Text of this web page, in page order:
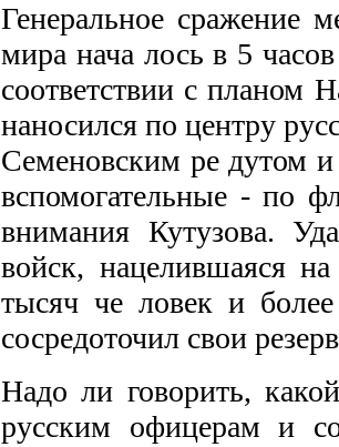
Генеральное
мира нача­ лось в 5
соответствии с планом
наносился по центру
Семеновским ре­ дутом и
вспомогательные - по
внимания Кутузова.
войск, нацелившаяся
тысяч че­ ловек и
сосредоточил свои
Надо ли говорить,
русским офицерам и